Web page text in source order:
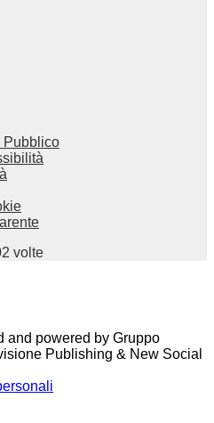
Pubblico
volte
and powered by Gruppo
Publishing & New Social